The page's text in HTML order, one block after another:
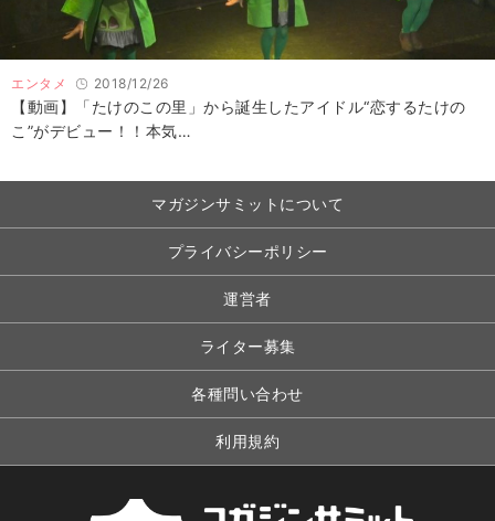
エンタメ 2018/12/26
【動画】「たけのこの里」から誕生したアイドル“恋するたけの
こ”がデビュー！！本気…
マガジンサミットについて
プライバシーポリシー
運営者
ライター募集
各種問い合わせ
利用規約